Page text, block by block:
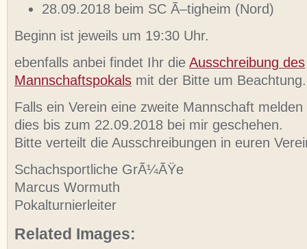
28.09.2018 beim SC Ã–tigheim (Nord)
Beginn ist jeweils um 19:30 Uhr.
ebenfalls anbei findet Ihr die Ausschreibung des
Mannschaftspokals mit der Bitte um Beachtung.
Falls ein Verein eine zweite Mannschaft
dies bis zum 22.09.2018 bei mir geschehen.
Bitte verteilt die Ausschreibungen in euren
Schachsportliche GrÃ¼ÃŸe
Marcus Wormuth
Pokalturnierleiter
Related Images: